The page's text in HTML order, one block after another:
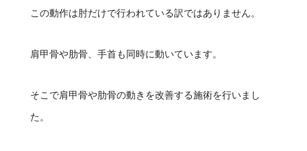
この動作は肘だけで行われている訳ではありません。
肩甲骨や肋骨、手首も同時に動いています。
そこで肩甲骨や肋骨の動きを改善する施術を行いまし
た。